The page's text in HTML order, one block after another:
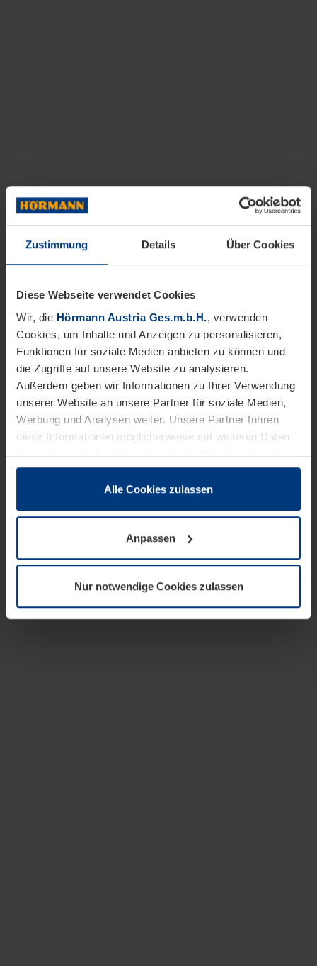
Zustimmung Details Über Cookies
Diese Webseite verwendet Cookies
Wir, die Hörmann Austria Ges.m.b.H., verwenden
Cookies, um Inhalte und Anzeigen zu personalisieren,
Funktionen für soziale Medien anbieten zu können und
die Zugriffe auf unsere Website zu analysieren.
Außerdem geben wir Informationen zu Ihrer Verwendung
unserer Website an unsere Partner für soziale Medien,
Werbung und Analysen weiter. Unsere Partner führen
diese Informationen möglicherweise mit weiteren Daten
zusammen, die Sie ihnen bereitgestellt haben oder die
sie im Rahmen Ihrer Nutzung der Dienste gesammelt
wenn diese für den Betrieb dieser Seite unbedingt
notwendig sind. Für alle anderen Cookie-Typen benötigen
wir Ihre Erlaubnis. Ihre Einwilligung können Sie jederzeit
Datenschutzerklärungunserer Website ändern oder
widerrufen.
Alle Cookies zulassen
Anpassen
Nur notwendige Cookies zulassen